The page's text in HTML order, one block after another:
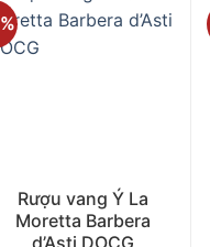
Rượu vang Ý La
Moretta Barbera
d’Asti DOCG